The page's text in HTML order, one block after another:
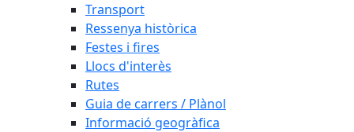
Transport
Ressenya històrica
Festes i fires
Llocs d'interès
Rutes
Guia de carrers / Plànol
Informació geogràfica